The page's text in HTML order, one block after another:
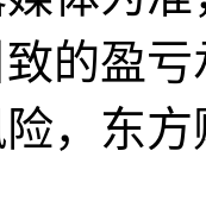
的盈
，东